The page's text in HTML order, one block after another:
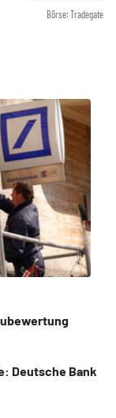
Börse: Tradegate
Neubewertung
Deutsche Bank